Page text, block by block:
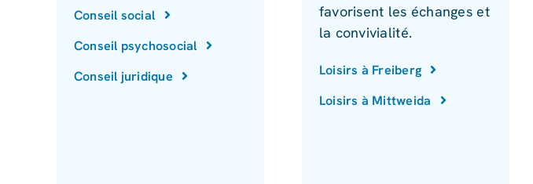
Conseil social
Conseil psychosocial
Conseil juridique
favorisent les échanges et
la convivialité.
Loisirs à Freiberg
Loisirs à Mittweida